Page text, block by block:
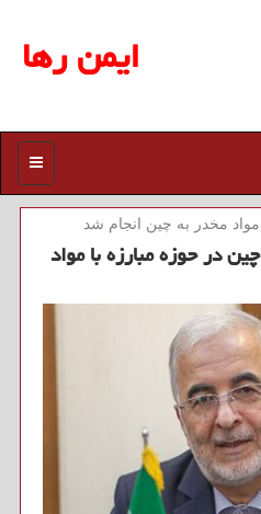
ایمن رها
منو
مخدر به چین انجام شد
در حوزه مبارزه با مواد